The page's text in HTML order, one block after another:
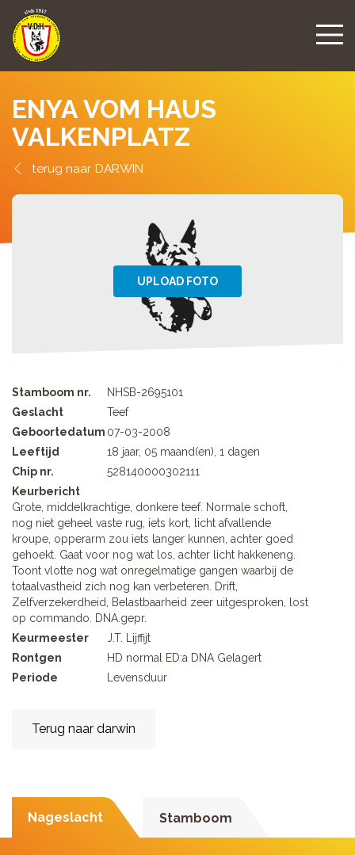
ENYA VOM HAUS
VALKENPLATZ
DARWIN
Stamboom nr.
NHSB-2695101
Geslacht
Teef
Geboortedatum 07-03-2008
Leeftijd
18 jaar, 05 maand(en), 1 dagen
Chip nr.
528140000302111
Keurbericht
Grote, middelkrachtige, donkere teef. Normale schoft,
nog niet geheel vaste rug, iets kort, licht afvallende
kroupe, opperarm zou iets langer kunnen, achter goed
gehoekt. Gaat voor nog wat los, achter licht hakkeneng.
Toont vlotte nog wat onregelmatige gangen waarbij de
totaalvastheid zich nog kan verbeteren. Drift,
Zelfverzekerdheid, Belastbaarheid zeer uitgesproken, lost
op commando. DNA.gepr.
Keurmeester
J.T. Lijffijt
Rontgen
HD normal ED:a DNA Gelagert
Periode
Levensduur
Terug naar darwin
Nageslacht Stamboom